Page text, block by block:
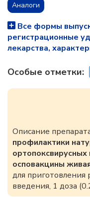
Аналоги
Все формы
регистрационные
лекарства,
Особые отметки:
Описание
профилактики
осповакцины
для приготовления
введения, 1 доза